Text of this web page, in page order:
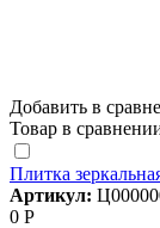
Добавить в
Товар в
Плитка
Артикул:
0 Р